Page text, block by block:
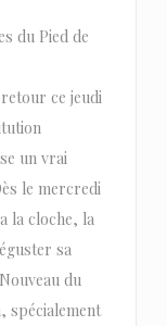
du Pied de
ce jeudi
un vrai
le mercredi
la cloche, la
sa
du
spécialement